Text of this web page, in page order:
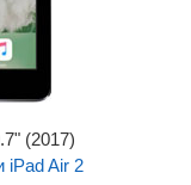
(2017)
iPad Air 2